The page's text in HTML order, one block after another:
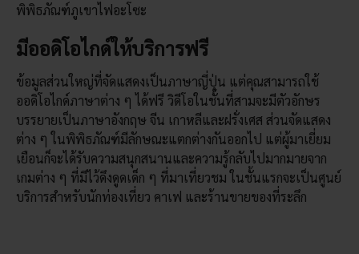
พิพิธภัณฑ์ภูเขาไฟอะโซะ
มีออดิโอไกด์ให้บริการฟรี
ข้อมูลส่วนใหญ่ที่จัดแสดงเป็นภาษาญี่ปุ่น แต่คุณสามารถใช้
ออดิโอไกด์ภาษาต่าง ๆ ได้ฟรี วิดีโอในชั้นที่สามจะมีตัวอักษร
บรรยายเป็นภาษาอังกฤษ จีน เกาหลีและฝรั่งเศส ส่วนจัดแสดง
ต่าง ๆ ในพิพิธภัณฑ์มีลักษณะแตกต่างกันออกไป แต่ผู้มาเยี่ยม
เยือนก็จะได้รับความสนุกสนานและความรู้กลับไปมากมายจาก
เกมต่าง ๆ ที่มีไว้ดึงดูดเด็ก ๆ ที่มาเที่ยวชม ในชั้นแรกจะเป็นศูนย์
บริการสำหรับนักท่องเที่ยว คาเฟ และร้านขายของที่ระลึก